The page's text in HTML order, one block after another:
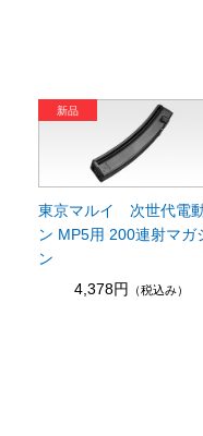
東京マルイ 次世代電
ン MP5用 200連射マガ
ン
4,378円
（税込み）